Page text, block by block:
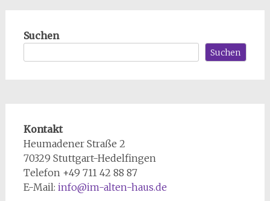
Suchen
Suchen
Kontakt
Heumadener Straße 2
70329 Stuttgart-Hedelfingen
Telefon +49 711 42 88 87
E-Mail: info@im-alten-haus.de